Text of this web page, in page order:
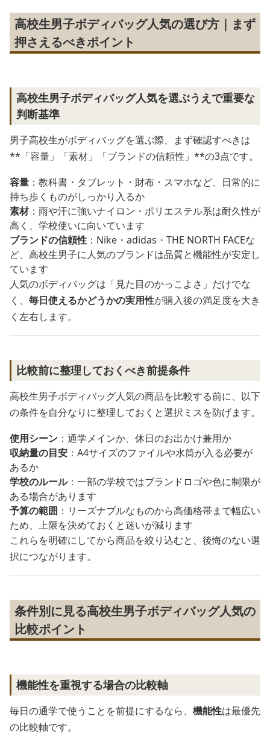
高校生男子ボディバッグ人気の選び方｜まず
押さえるべきポイント
高校生男子ボディバッグ人気を選ぶうえで重要な
判断基準
男子高校生がボディバッグを選ぶ際、まず確認すべきは
**「容量」「素材」「ブランドの信頼性」**の3点です。
容量 ：教科書・タブレット・財布・スマホなど、日常的に
持ち歩くものがしっかり入るか
素材：雨や汗に強いナイロン・ポリエステル系は耐久性が
高く、学校使いに向いています
ブランドの信頼性 ：Nike・adidas・THE NORTH FACEな
ど、高校生男子に人気のブランドは品質と機能性が安定し
ています
人気のボディバッグは「見た目のかっこよさ」だけでな
く、 毎日使えるかどうかの実用性が購入後の満足度を大き
く左右します。
比較前に整理しておくべき前提条件
高校生男子ボディバッグ人気の商品を比較する前に、以下
の条件を自分なりに整理しておくと選択ミスを防げます。
使用シーン ：通学メインか、休日のお出かけ兼用か
収納量の目安 ：A4サイズのファイルや水筒が入る必要が
あるか
学校のルール：一部の学校ではブランドロゴや色に制限が
ある場合があります
予算の範囲 ：リーズナブルなものから高価格帯まで幅広い
ため、上限を決めておくと迷いが減ります
これらを明確にしてから商品を絞り込むと、後悔のない選
択につながります。
条件別に見る高校生男子ボディバッグ人気の
比較ポイント
機能性を重視する場合の比較軸
毎日の通学で使うことを前提にするなら、 機能性は最優先
の比較軸です。